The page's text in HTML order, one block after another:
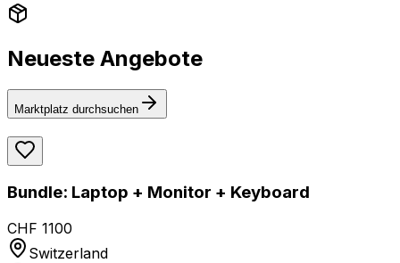
Neueste Angebote
Marktplatz durchsuchen
Bundle: Laptop + Monitor + Keyboard
CHF 1100
Switzerland